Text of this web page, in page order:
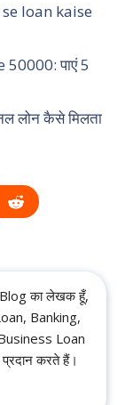
loan kaise
पाएं 5
लोन कैसे मिलता
Blog का लेखक हूँ,
Banking,
Loan
करते हैं।